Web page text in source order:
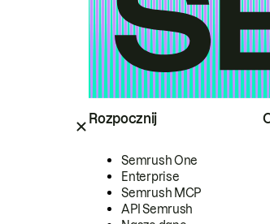
Rozpocznij
Semrush One
Enterprise
Semrush MCP
API Semrush